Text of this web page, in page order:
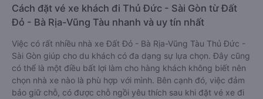
Cách đặt vé xe khách đi Thủ Đức - Sài Gòn từ Đất
Đỏ - Bà Rịa-Vũng Tàu nhanh và uy tín nhất
Việc có rất nhiều nhà xe Đất Đỏ - Bà Rịa-Vũng Tàu Thủ Đức -
Sài Gòn giúp cho du khách có đa dạng sự lựa chọn. Đây cũng
có thể là một điều bất lợi làm cho hàng khách không biết nên
chọn nhà xe nào là phù hợp với mình. Bên cạnh đó, việc đảm
bảo giữ chỗ, có được chỗ ngồi yêu thích sau khi đặt vé xe đi